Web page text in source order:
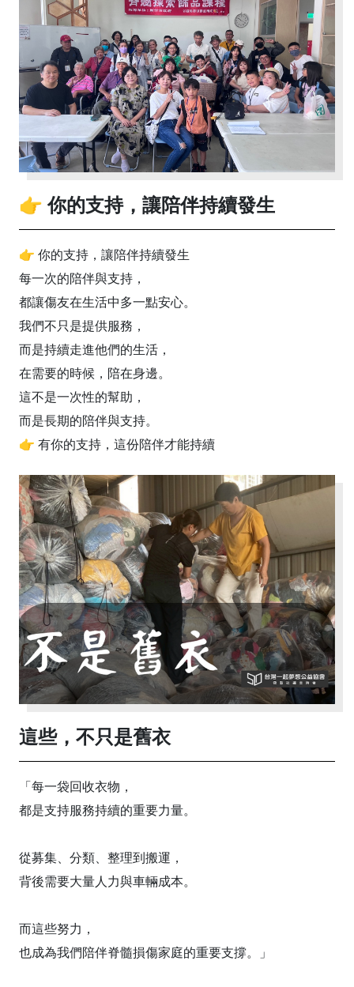
👉 你的支持，讓陪伴持續發生
👉 你的支持，讓陪伴持續發生
每一次的陪伴與支持，
都讓傷友在生活中多一點安心。
我們不只是提供服務，
而是持續走進他們的生活，
在需要的時候，陪在身邊。
這不是一次性的幫助，
而是長期的陪伴與支持。
👉 有你的支持，這份陪伴才能持續
這些，不只是舊衣
「每一袋回收衣物，
都是支持服務持續的重要力量。
從募集、分類、整理到搬運，
背後需要大量人力與車輛成本。
而這些努力，
也成為我們陪伴脊髓損傷家庭的重要支撐。」